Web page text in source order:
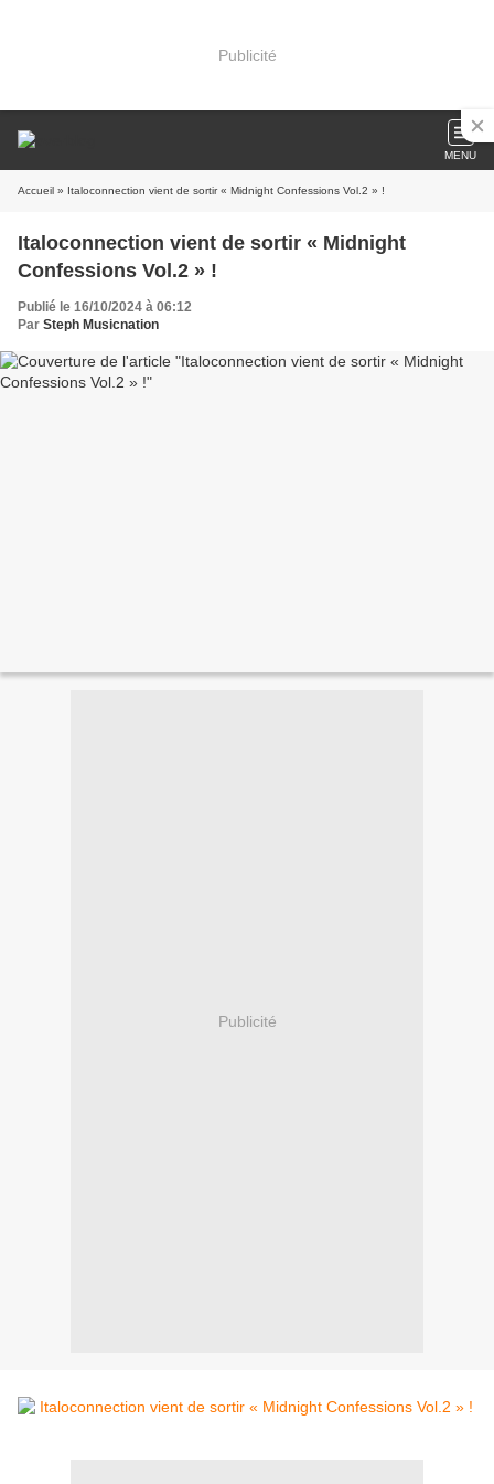
Publicité
MENU
Accueil » Italoconnection vient de sortir « Midnight Confessions Vol.2 » !
Italoconnection vient de sortir « Midnight
Confessions Vol.2 » !
Publié le 16/10/2024 à 06:12
Par Steph Musicnation
Publicité